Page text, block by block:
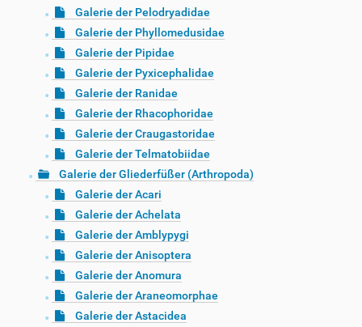
Galerie der Pelodryadidae
Galerie der Phyllomedusidae
Galerie der Pipidae
Galerie der Pyxicephalidae
Galerie der Ranidae
Galerie der Rhacophoridae
Galerie der Craugastoridae
Galerie der Telmatobiidae
Galerie der Gliederfüßer (Arthropoda)
Galerie der Acari
Galerie der Achelata
Galerie der Amblypygi
Galerie der Anisoptera
Galerie der Anomura
Galerie der Araneomorphae
Galerie der Astacidea